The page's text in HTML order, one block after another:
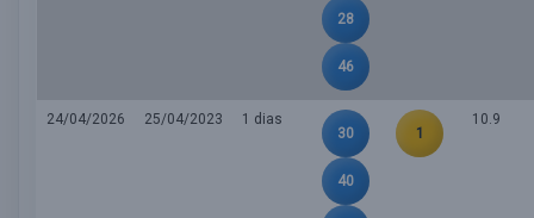
28
46
24/04/2026 25/04/2023
1 dias
30
40
1
10.9